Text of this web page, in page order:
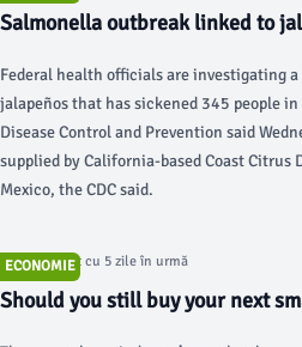
Salmonella outbreak linked to
Federal health officials are investigating
jalapeños that has sickened 345 people
Disease Control and Prevention said
supplied by California-based Coast Citrus
Mexico, the CDC said.
ECONOMIE
Articol postat cu 5 zile în urmă
Should you still buy your next